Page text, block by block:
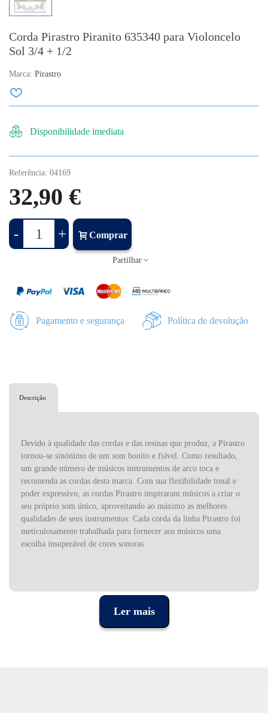
Corda Pirastro Piranito 635340 para Violoncelo
Sol 3/4 + 1/2
Marca: Pirastro
Disponibilidade imediata
Referência: 04169
32,90 €
- + Comprar
Partilhar
Pagamento e segurança Política de devolução
Descrição
Devido à qualidade das cordas e das resinas que produz, a Pirastro
tornou-se sinónimo de um som bonito e fiável. Como resultado,
um grande número de músicos instrumentos de arco toca e
recomenda as cordas desta marca. Com sua flexibilidade tonal e
poder expressivo, as cordas Pirastro inspiraram músicos a criar o
seu próprio som único, aproveitando ao máximo as melhores
qualidades de seus instrumentos. Cada corda da linha Pirastro foi
meticulosamente trabalhada para fornecer aos músicos uma
escolha insuperável de cores sonoras.
Ler mais